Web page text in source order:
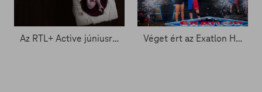
Az RTL+ Active júniusra ajánlja: Mellékhatás Véget ért az Exatlon Hungary – Ők emelhették magasba a trófeát